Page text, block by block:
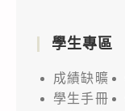
學生專區
成績缺曠
學生手冊